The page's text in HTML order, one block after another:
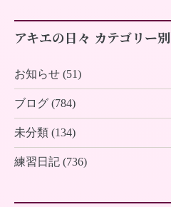
アキエの日々 カテゴリー別
お知らせ (51)
ブログ (784)
未分類 (134)
練習日記 (736)